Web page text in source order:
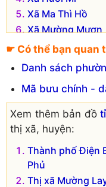
Xã Ma Thì Hồ
Xã Mường Mươn
☛ Có thể bạn quan
Danh sách
Mã bưu chính -
Xem thêm bản đồ
thị xã, huyện:
Thành phố Điện
Phủ
Thị xã Mường